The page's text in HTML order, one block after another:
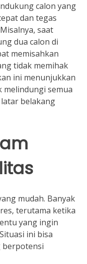
calon yang
dan tegas
saat
dua calon di
memisahkan
tidak memihak
ini menunjukkan
semua
belakang
mudah. Banyak
terutama ketika
yang ingin
ini bisa
berpotensi